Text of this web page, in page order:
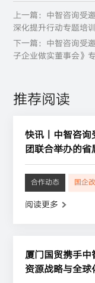
上一篇：中智咨询受
深化提升行动专题培训
下一篇：中智咨询受
子企业做实董事会》
推荐阅读
快讯丨中智咨
团联合举办的
业务培训授课
合作动态 国企
阅读更多
厦门国贸携手
资源战略与全球